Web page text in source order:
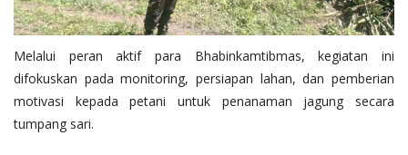
Melalui peran aktif para Bhabinkamtibmas, kegiatan ini
difokuskan pada monitoring, persiapan lahan, dan pemberian
motivasi kepada petani untuk penanaman jagung secara
tumpang sari.